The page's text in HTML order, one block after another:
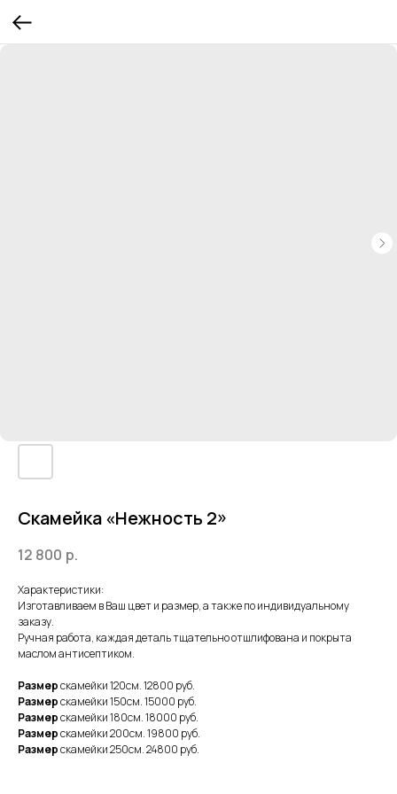
Скамейка «Нежность 2»
12 800 р.
Характеристики:
Изготавливаем в Ваш цвет и размер, а также по индивидуальному
заказу.
Ручная работа, каждая деталь тщательно отшлифована и покрыта
маслом антисептиком.
Размерскамейки 120см. 12800 руб.
Размерскамейки 150см. 15000 руб.
Размерскамейки 180см. 18000 руб.
Размерскамейки 200см. 19800 руб.
Размерскамейки 250см. 24800 руб.